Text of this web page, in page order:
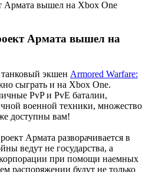
Армата вышел на
экшен Armored Warfare:
сыграть и на Xbox One.
PvP и PvE баталии,
военной техники, множество
доступны вам!
Армата разворачивается в
ведут не государства, а
при помощи наемных
распоряжении будут не только